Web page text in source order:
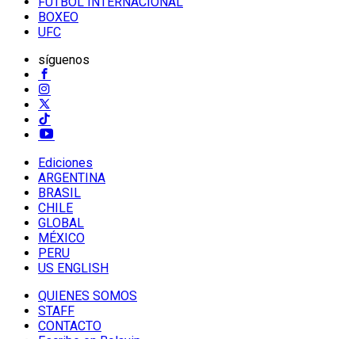
BOXEO
UFC
síguenos
Ediciones
ARGENTINA
BRASIL
CHILE
GLOBAL
MÉXICO
PERU
US ENGLISH
QUIENES SOMOS
STAFF
CONTACTO